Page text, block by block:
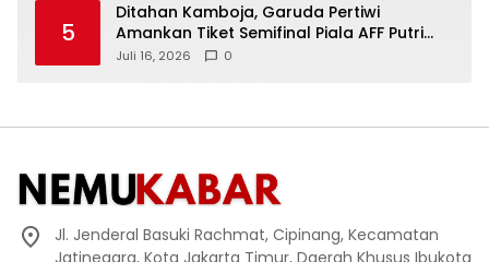
5
Ditahan Kamboja, Garuda Pertiwi
Amankan Tiket Semifinal Piala AFF Putri
2026
Juli 16, 2026 0
Jl. Jenderal Basuki Rachmat, Cipinang, Kecamatan